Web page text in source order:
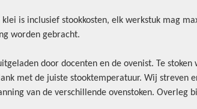
is inclusief stookkosten, elk werkstuk mag
worden gebracht.
door docenten en de ovenist. Te
met de juiste stooktemperatuur. Wij streven
van de verschillende ovenstoken. Overleg